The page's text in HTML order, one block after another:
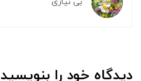
دیدگاه خود را بنویسید